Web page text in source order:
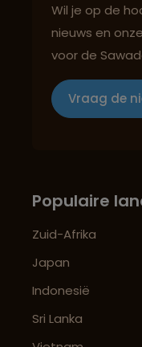
Wil je op de
nieuws en
voor de
Vraag de
Populaire
Zuid-Afrika
Japan
Indonesië
Sri Lanka